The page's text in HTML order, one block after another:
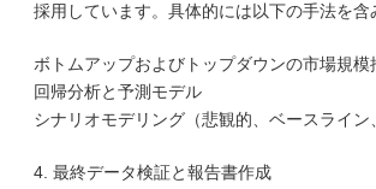
採用しています。具体的には以下の手法を含
ボトムアップおよびトップダウンの市場規模
回帰分析と予測モデル
シナリオモデリング（悲観的、ベースライン
4. 最終データ検証と報告書作成